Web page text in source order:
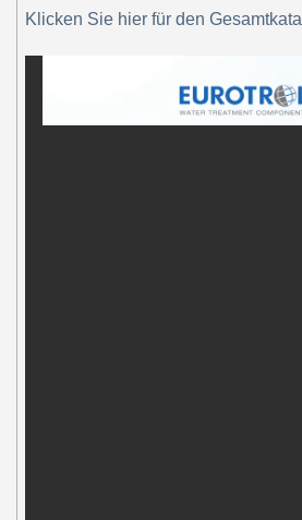
Klicken Sie hier für den